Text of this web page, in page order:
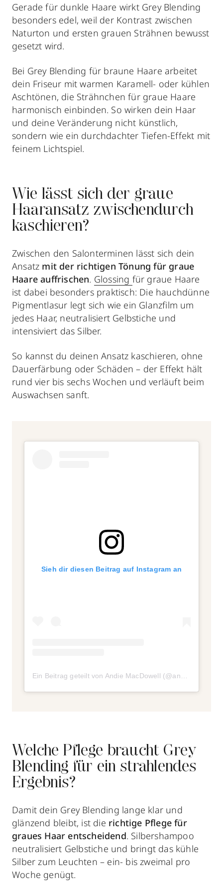
Gerade für dunkle Haare wirkt Grey Blending
besonders edel, weil der Kontrast zwischen
Naturton und ersten grauen Strähnen bewusst
gesetzt wird.
Bei Grey Blending für braune Haare arbeitet
dein Friseur mit warmen Karamell- oder kühlen
Aschtönen, die Strähnchen für graue Haare
harmonisch einbinden. So wirken dein Haar
und deine Veränderung nicht künstlich,
sondern wie ein durchdachter Tiefen-Effekt mit
feinem Lichtspiel.
Wie lässt sich der graue
Haaransatz zwischendurch
kaschieren?
Zwischen den Salonterminen lässt sich dein
Ansatz mit der richtigen Tönung für graue
Haare auffrischen. Glossing für graue Haare
ist dabei besonders praktisch: Die hauchdünne
Pigmentlasur legt sich wie ein Glanzfilm um
jedes Haar, neutralisiert Gelbstiche und
intensiviert das Silber.
So kannst du deinen Ansatz kaschieren, ohne
Dauerfärbung oder Schäden – der Effekt hält
rund vier bis sechs Wochen und verläuft beim
Auswachsen sanft.
Sieh dir diesen Beitrag auf Instagram an
Welche Pflege braucht Grey
Blending für ein strahlendes
Ergebnis?
Damit dein Grey Blending lange klar und
glänzend bleibt, ist die richtige Pflege für
graues Haar entscheidend. Silbershampoo
neutralisiert Gelbstiche und bringt das kühle
Silber zum Leuchten – ein- bis zweimal pro
Woche genügt.